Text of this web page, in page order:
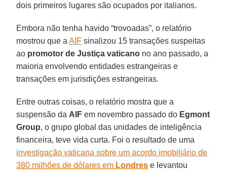
dois primeiros lugares são ocupados por italianos.
Embora não tenha havido “trovoadas”, o relatório
mostrou que aAIF sinalizou 15 transações suspeitas
ao promotor de Justiça vaticano no ano passado, a
maioria envolvendo entidades estrangeiras e
transações em jurisdições estrangeiras.
Entre outras coisas, o relatório mostra que a
suspensão da AIF em novembro passado do Egmont
Group, o grupo global das unidades de inteligência
financeira, teve vida curta. Foi o resultado de uma
investigação vaticana sobre um acordo imobiliário de
380 milhões de dólares em Londres e levantou